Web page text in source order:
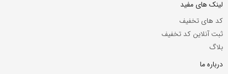
لینک های مفید
کد های تخفیف
ثبت آنلاین کد تخفیف
بلاگ
درباره ما